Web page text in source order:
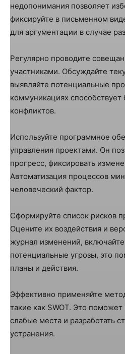
недопонимания позволяет
фиксируйте в письменном
для аргументации в случае
Регулярно проводите
участниками. Обсуждайте
выявляйте потенциальные
коммуникациях
конфликтов.
Используйте программное
управления проектами. Он
прогресс, фиксировать
Автоматизация процессов
человеческий фактор.
Сформируйте список рисков
Оцените их воздействия и
журнал изменений, включайте
потенциальные угрозы, это
планы и действия.
Эффективно применяйте
такие как SWOT. Это
слабые места и разработать
устранения.